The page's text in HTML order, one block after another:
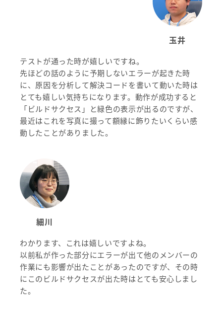
玉井
テストが通った時が嬉しいですね。
先ほどの話のように予期しないエラーが起きた時
に、原因を分析して解決コードを書いて動いた時は
とても嬉しい気持ちになります。動作が成功すると
「ビルドサクセス」と緑色の表示が出るのですが、
最近はこれを写真に撮って額縁に飾りたいくらい感
動したことがありました。
細川
わかります、これは嬉しいですよね。
以前私が作った部分にエラーが出て他のメンバーの
作業にも影響が出たことがあったのですが、その時
にこのビルドサクセスが出た時はとても安心しまし
た。